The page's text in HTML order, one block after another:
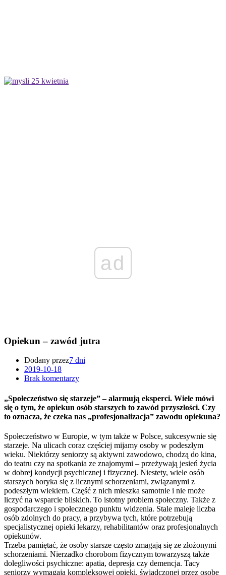
ad
Opiekun – zawód jutra
Dodany przez7 dni
2019-10-18
Brak komentarzy
„Społeczeństwo się starzeje” – alarmują eksperci. Wiele mówi
się o tym, że opiekun osób starszych to zawód przyszłości. Czy
to oznacza, że czeka nas „profesjonalizacja” zawodu opiekuna?
Społeczeństwo w Europie, w tym także w Polsce, sukcesywnie się
starzeje. Na ulicach coraz częściej mijamy osoby w podeszłym
wieku. Niektórzy seniorzy są aktywni zawodowo, chodzą do kina,
do teatru czy na spotkania ze znajomymi – przeżywają jesień życia
w dobrej kondycji psychicznej i fizycznej. Niestety, wiele osób
starszych boryka się z licznymi schorzeniami, związanymi z
podeszłym wiekiem. Część z nich mieszka samotnie i nie może
liczyć na wsparcie bliskich. To istotny problem społeczny. Także z
gospodarczego i społecznego punktu widzenia. Stale maleje liczba
osób zdolnych do pracy, a przybywa tych, które potrzebują
specjalistycznej opieki lekarzy, rehabilitantów oraz profesjonalnych
opiekunów.
Trzeba pamiętać, że osoby starsze często zmagają się ze złożonymi
schorzeniami. Nierzadko chorobom fizycznym towarzyszą także
dolegliwości psychiczne: apatia, depresja czy demencja. Tacy
seniorzy wymagają kompleksowej opieki, świadczonej przez osobę